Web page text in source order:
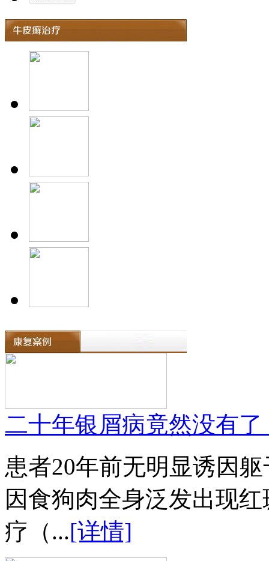
二十年银屑病竟然没有了
患者20年前无明显诱因
因食狗肉全身泛发出现
疗（...[详情]